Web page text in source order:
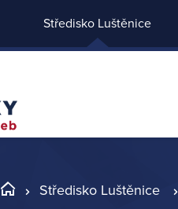
Středisko Luštěnice
Středisko Luštěnice